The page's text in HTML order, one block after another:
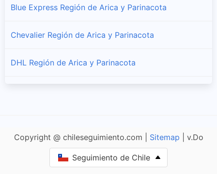
Blue Express Región de Arica y Parinacota
Chevalier Región de Arica y Parinacota
DHL Región de Arica y Parinacota
Pullman Cargo Región de Arica y Parinacota
Copyright @ chileseguimiento.com | Sitemap | v.Do
Seguimiento de Chile